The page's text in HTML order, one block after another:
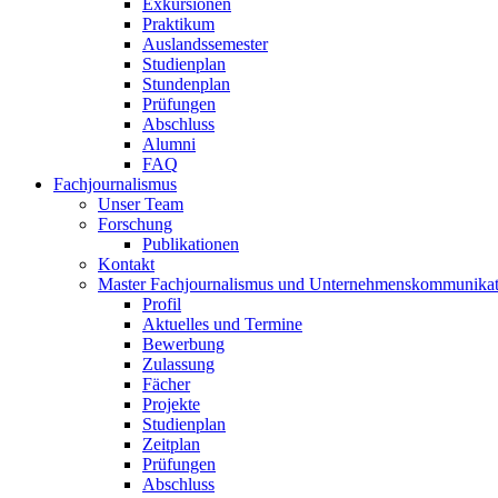
Exkursionen
Praktikum
Auslandssemester
Studienplan
Stundenplan
Prüfungen
Abschluss
Alumni
FAQ
Fachjournalismus
Unser Team
Forschung
Publikationen
Kontakt
Master Fachjournalismus und
Profil
Aktuelles und Termine
Bewerbung
Zulassung
Fächer
Projekte
Studienplan
Zeitplan
Prüfungen
Abschluss